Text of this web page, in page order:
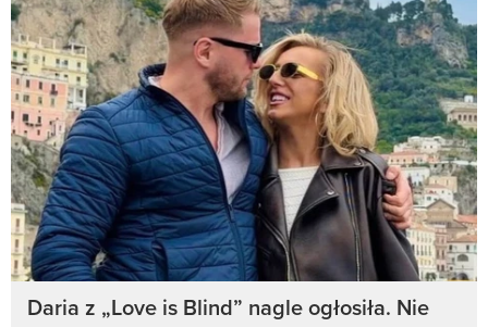
Daria z „Love is Blind” nagle ogłosiła. Nie